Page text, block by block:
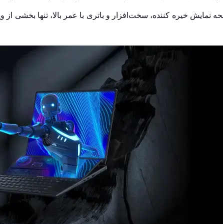
نمایش خیره کننده، سخت‌افزار و باتری با عمر بالا، تنها بخشی